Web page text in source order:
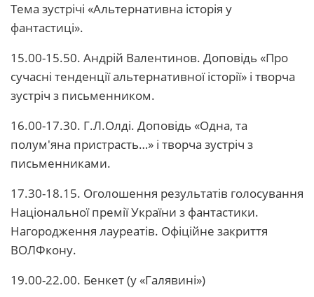
Тема зустрічі «Альтернативна історія у
фантастиці».
15.00-15.50. Андрій Валентинов. Доповідь «Про
сучасні тенденції альтернативної історії» і творча
зустріч з письменником.
16.00-17.30. Г.Л.Олді. Доповідь «Одна, та
полум'яна пристрасть…» і творча зустріч з
письменниками.
17.30-18.15. Оголошення результатів голосування
Національної премії України з фантастики.
Нагородження лауреатів. Офіційне закриття
ВОЛФкону.
19.00-22.00. Бенкет (у «Галявині»)